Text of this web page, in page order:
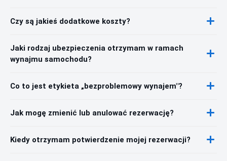
Czy są jakieś dodatkowe koszty?
Jaki rodzaj ubezpieczenia otrzymam w ramach
wynajmu samochodu?
Co to jest etykieta „bezproblemowy wynajem"?
Jak mogę zmienić lub anulować rezerwację?
Kiedy otrzymam potwierdzenie mojej rezerwacji?